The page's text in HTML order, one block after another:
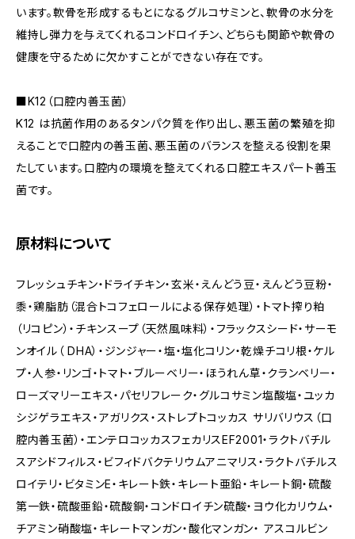
います。軟骨を形成するもとになるグルコサミンと、軟骨の水分を
維持し弾力を与えてくれるコンドロイチン、どちらも関節や軟骨の
健康を守るために欠かすことができない存在です。
■K12（口腔内善玉菌）
K12 は抗菌作用のあるタンパク質を作り出し、悪玉菌の繁殖を抑
えることで口腔内の善玉菌、悪玉菌のバランスを整える役割を果
たしています。口腔内の環境を整えてくれる口腔エキスパート善玉
菌です。
原材料について
フレッシュチキン・ドライチキン・玄米・えんどう豆・えんどう豆粉・
黍・鶏脂肪（混合トコフェロールによる保存処理）・トマト搾り粕
（リコピン）・チキンスープ（天然風味料）・フラックスシード・サーモ
ンオイル（ DHA）・ジンジャー・塩・塩化コリン・乾燥チコリ根・ケル
プ・人参・リンゴ・トマト・ブルーベリー・ほうれん草・クランベリー・
ローズマリーエキス・パセリフレーク・グルコサミン塩酸塩・ユッカ
シジゲラエキス・アガリクス・ストレプトコッカス サリバリウス（口
腔内善玉菌）・エンテロコッカスフェカリスEF2001・ラクトバチル
スアシドフィルス・ビフィドバクテリウムアニマリス・ラクトバチルス
ロイテリ・ビタミンE・キレート鉄・キレート亜鉛・キレート銅・硫酸
第一鉄・硫酸亜鉛・硫酸銅・コンドロイチン硫酸・ヨウ化カリウム・
チアミン硝酸塩・キレートマンガン・酸化マンガン・ アスコルビン